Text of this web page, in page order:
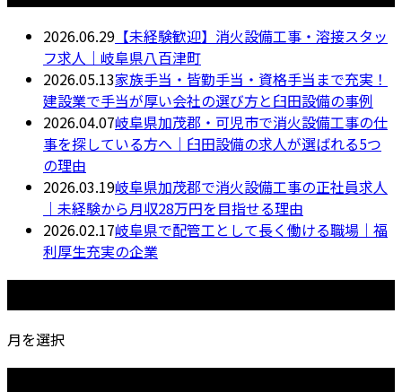
2026.06.29 【未経験歓迎】消火設備工事・溶接スタッ
フ求人｜岐阜県八百津町
2026.05.13家族手当・皆勤手当・資格手当まで充実！
建設業で手当が厚い会社の選び方と臼田設備の事例
2026.04.07岐阜県加茂郡・可児市で消火設備工事の仕
事を探している方へ｜臼田設備の求人が選ばれる5つ
の理由
2026.03.19岐阜県加茂郡で消火設備工事の正社員求人
｜未経験から月収28万円を目指せる理由
2026.02.17岐阜県で配管工として長く働ける職場｜福
利厚生充実の企業
月を選択